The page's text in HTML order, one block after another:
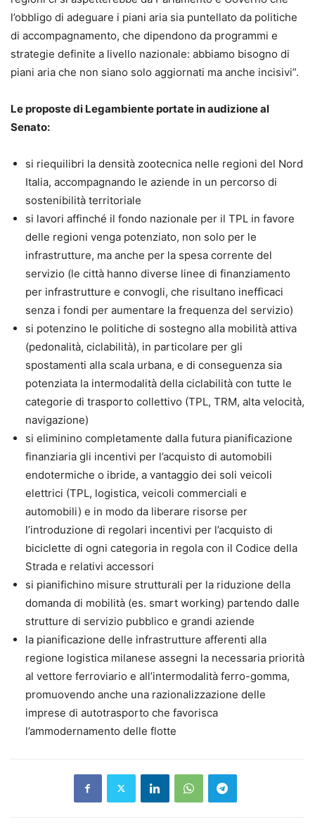
l’obbligo di adeguare i piani aria sia puntellato da politiche
di accompagnamento, che dipendono da programmi e
strategie definite a livello nazionale: abbiamo bisogno di
piani aria che non siano solo aggiornati ma anche incisivi”.
Le proposte di Legambiente portate in audizione al
Senato:
si riequilibri la densità zootecnica nelle regioni del Nord
Italia, accompagnando le aziende in un percorso di
sostenibilità territoriale
si lavori affinché il fondo nazionale per il TPL in favore
delle regioni venga potenziato, non solo per le
infrastrutture, ma anche per la spesa corrente del
servizio (le città hanno diverse linee di finanziamento
per infrastrutture e convogli, che risultano inefficaci
senza i fondi per aumentare la frequenza del servizio)
si potenzino le politiche di sostegno alla mobilità attiva
(pedonalità, ciclabilità), in particolare per gli
spostamenti alla scala urbana, e di conseguenza sia
potenziata la intermodalità della ciclabilità con tutte le
categorie di trasporto collettivo (TPL, TRM, alta velocità,
navigazione)
si eliminino completamente dalla futura pianificazione
finanziaria gli incentivi per l’acquisto di automobili
endotermiche o ibride, a vantaggio dei soli veicoli
elettrici (TPL, logistica, veicoli commerciali e
automobili) e in modo da liberare risorse per
l’introduzione di regolari incentivi per l’acquisto di
biciclette di ogni categoria in regola con il Codice della
Strada e relativi accessori
si pianifichino misure strutturali per la riduzione della
domanda di mobilità (es. smart working) partendo dalle
strutture di servizio pubblico e grandi aziende
la pianificazione delle infrastrutture afferenti alla
regione logistica milanese assegni la necessaria priorità
al vettore ferroviario e all’intermodalità ferro-gomma,
promuovendo anche una razionalizzazione delle
imprese di autotrasporto che favorisca
l’ammodernamento delle flotte